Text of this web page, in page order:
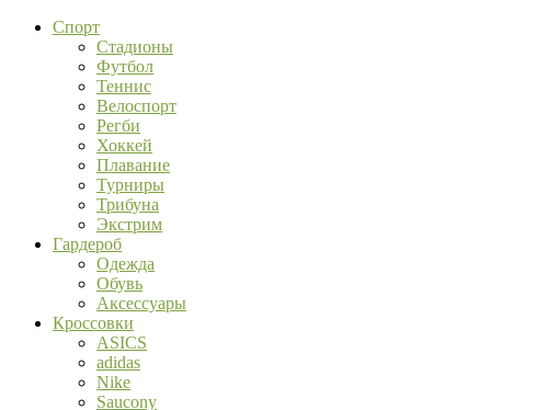
Спорт
Стадионы
Футбол
Теннис
Велоспорт
Регби
Хоккей
Плавание
Турниры
Трибуна
Экстрим
Гардероб
Одежда
Обувь
Аксессуары
Кроссовки
ASICS
adidas
Nike
Saucony